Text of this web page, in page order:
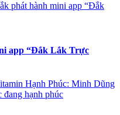
phát hành mini app “Đắk
app “Đắk Lắk Trực
Hạnh Phúc: Minh Dũng
đang hạnh phúc